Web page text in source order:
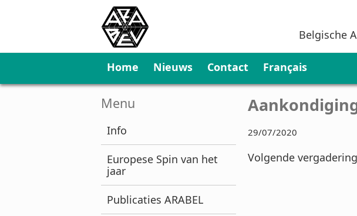
Belgische
Home Nieuws Contact Français
Menu
Info
Europese Spin van het
jaar
Publicaties ARABEL
29/07/2020
Volgende